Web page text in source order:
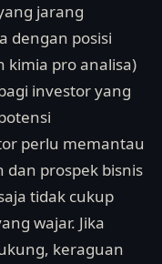
jarang
dengan posisi
kimia pro analisa)
investor yang
perlu memantau
prospek bisnis
tidak cukup
wajar. Jika
keraguan